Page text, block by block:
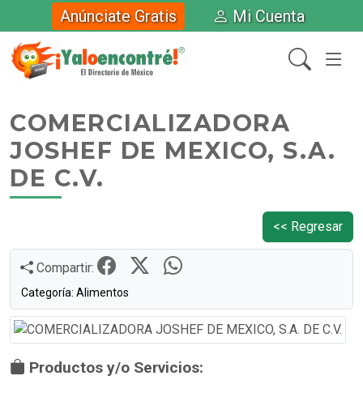
Anúnciate Gratis Mi Cuenta
COMERCIALIZADORA
JOSHEF DE MEXICO, S.A.
DE C.V.
<< Regresar
Compartir:
Categoría: Alimentos
Productos y/o Servicios: